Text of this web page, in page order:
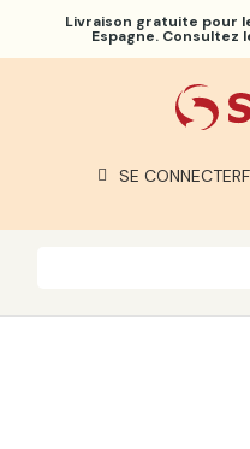
Livraison gratuite pour
Espagne. Consultez
SE CONNECTER
À PROPOS DE NOUS